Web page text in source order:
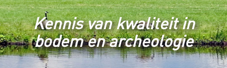
Kennis van kwaliteit in
bodem en archeologie